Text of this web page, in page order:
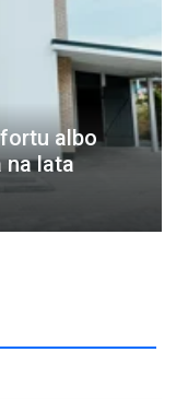
albo
na lata